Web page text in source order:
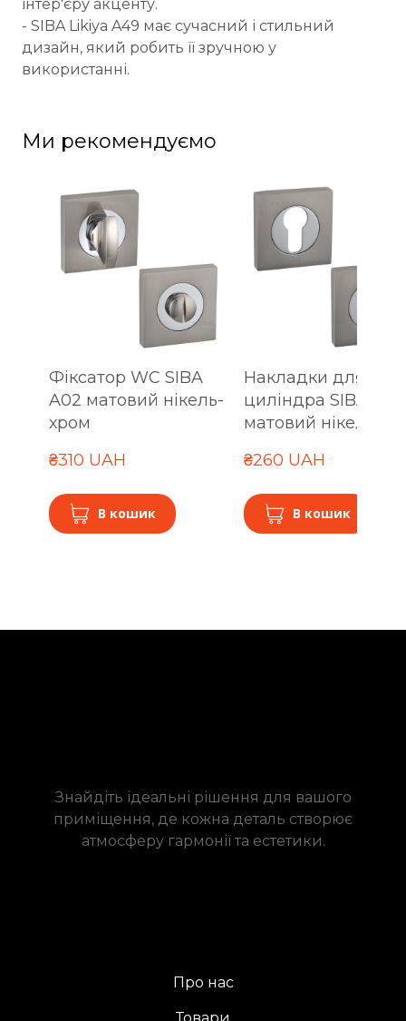
інтер'єру акценту.
- SIBA Likiya A49 має сучасний і стильний
дизайн, який робить її зручною у
використанні.
Ми рекомендуємо
Фіксатор WC SIBA
A02 матовий нікель-
хром
₴310 UAH
В кошик
Накладки для
циліндра SIBA A02
матовий нікель-
₴260 UAH
В кошик
Знайдіть ідеальні рішення для вашого
приміщення, де кожна деталь створює
атмосферу гармонії та естетики.
Про нас